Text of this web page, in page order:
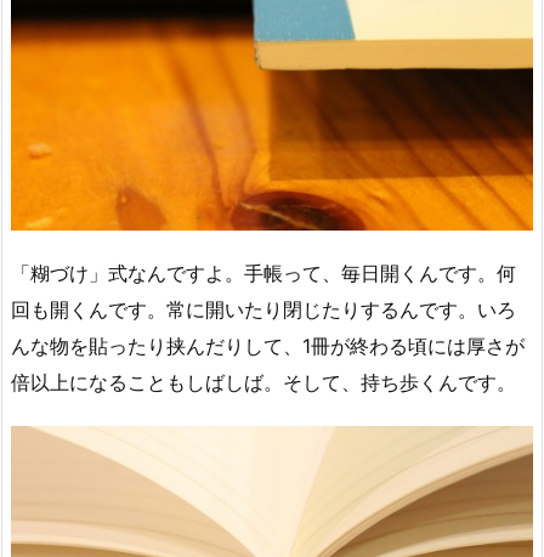
「糊づけ」式なんですよ。手帳って、毎日開くんです。何
回も開くんです。常に開いたり閉じたりするんです。いろ
んな物を貼ったり挟んだりして、1冊が終わる頃には厚さが
倍以上になることもしばしば。そして、持ち歩くんです。